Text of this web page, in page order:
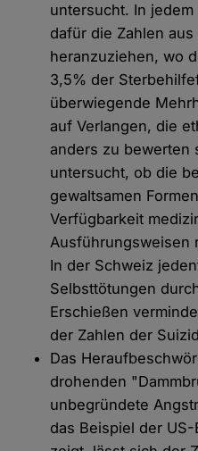
untersucht. In
dafür die Zahlen
heranzuziehen, wo
3,5% der
überwiegende
auf Verlangen, die
anders zu bewerten
untersucht, ob die
gewaltsamen
Verfügbarkeit
Ausführungsweisen
In der Schweiz
Selbsttötungen
Erschießen
der Zahlen der
Das
drohenden
unbegründete
das Beispiel der